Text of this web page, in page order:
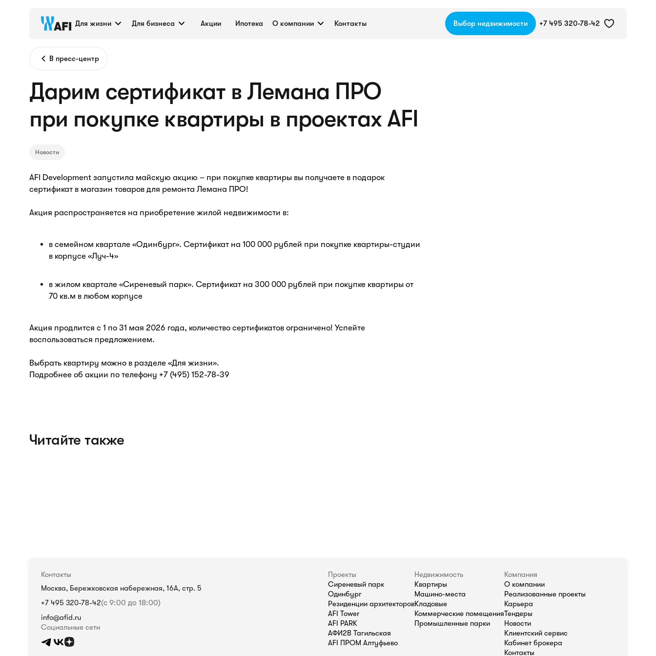
Для жизни Для бизнеса Акции Ипотека О компании Контакты Выбор недвижимости +7 495 320-78-42
В пресс-центр
Дарим сертификат в Лемана ПРО
при покупке квартиры в проектах AFI
Новости
AFI Development запустила майскую акцию – при покупке квартиры вы получаете в подарок
сертификат в магазин товаров для ремонта Лемана ПРО!
Акция распространяется на приобретение жилой недвижимости в:
в семейном квартале «Одинбург». Сертификат на 100 000 рублей при покупке квартиры-студии
в корпусе «Луч-4»
в жилом квартале «Сиреневый парк». Сертификат на 300 000 рублей при покупке квартиры от
70 кв.м в любом корпусе
Акция продлится с 1 по 31 мая 2026 года, количество сертификатов ограничено! Успейте
воспользоваться предложением.
Выбрать квартиру можно в разделе «Для жизни».
Подробнее об акции по телефону +7 (495) 152-78-39
Читайте также
Контакты
Москва, Бережковская набережная, 16А, стр. 5
+7 495 320-78-42(с 9:00 до 18:00)
info@afid.ru
Социальные сети
Проекты
Сиреневый парк
Одинбург
Резиденции архитекторов
AFI Tower
AFI PARK
АФИ2В Тагильская
AFI ПРОМ Алтуфьево
Недвижимость
Квартиры
Машино-места
Кладовые
Коммерческие помещения
Промышленные парки
Компания
О компании
Реализованные проекты
Карьера
Тендеры
Новости
Клиентский сервис
Кабинет брокера
Контакты